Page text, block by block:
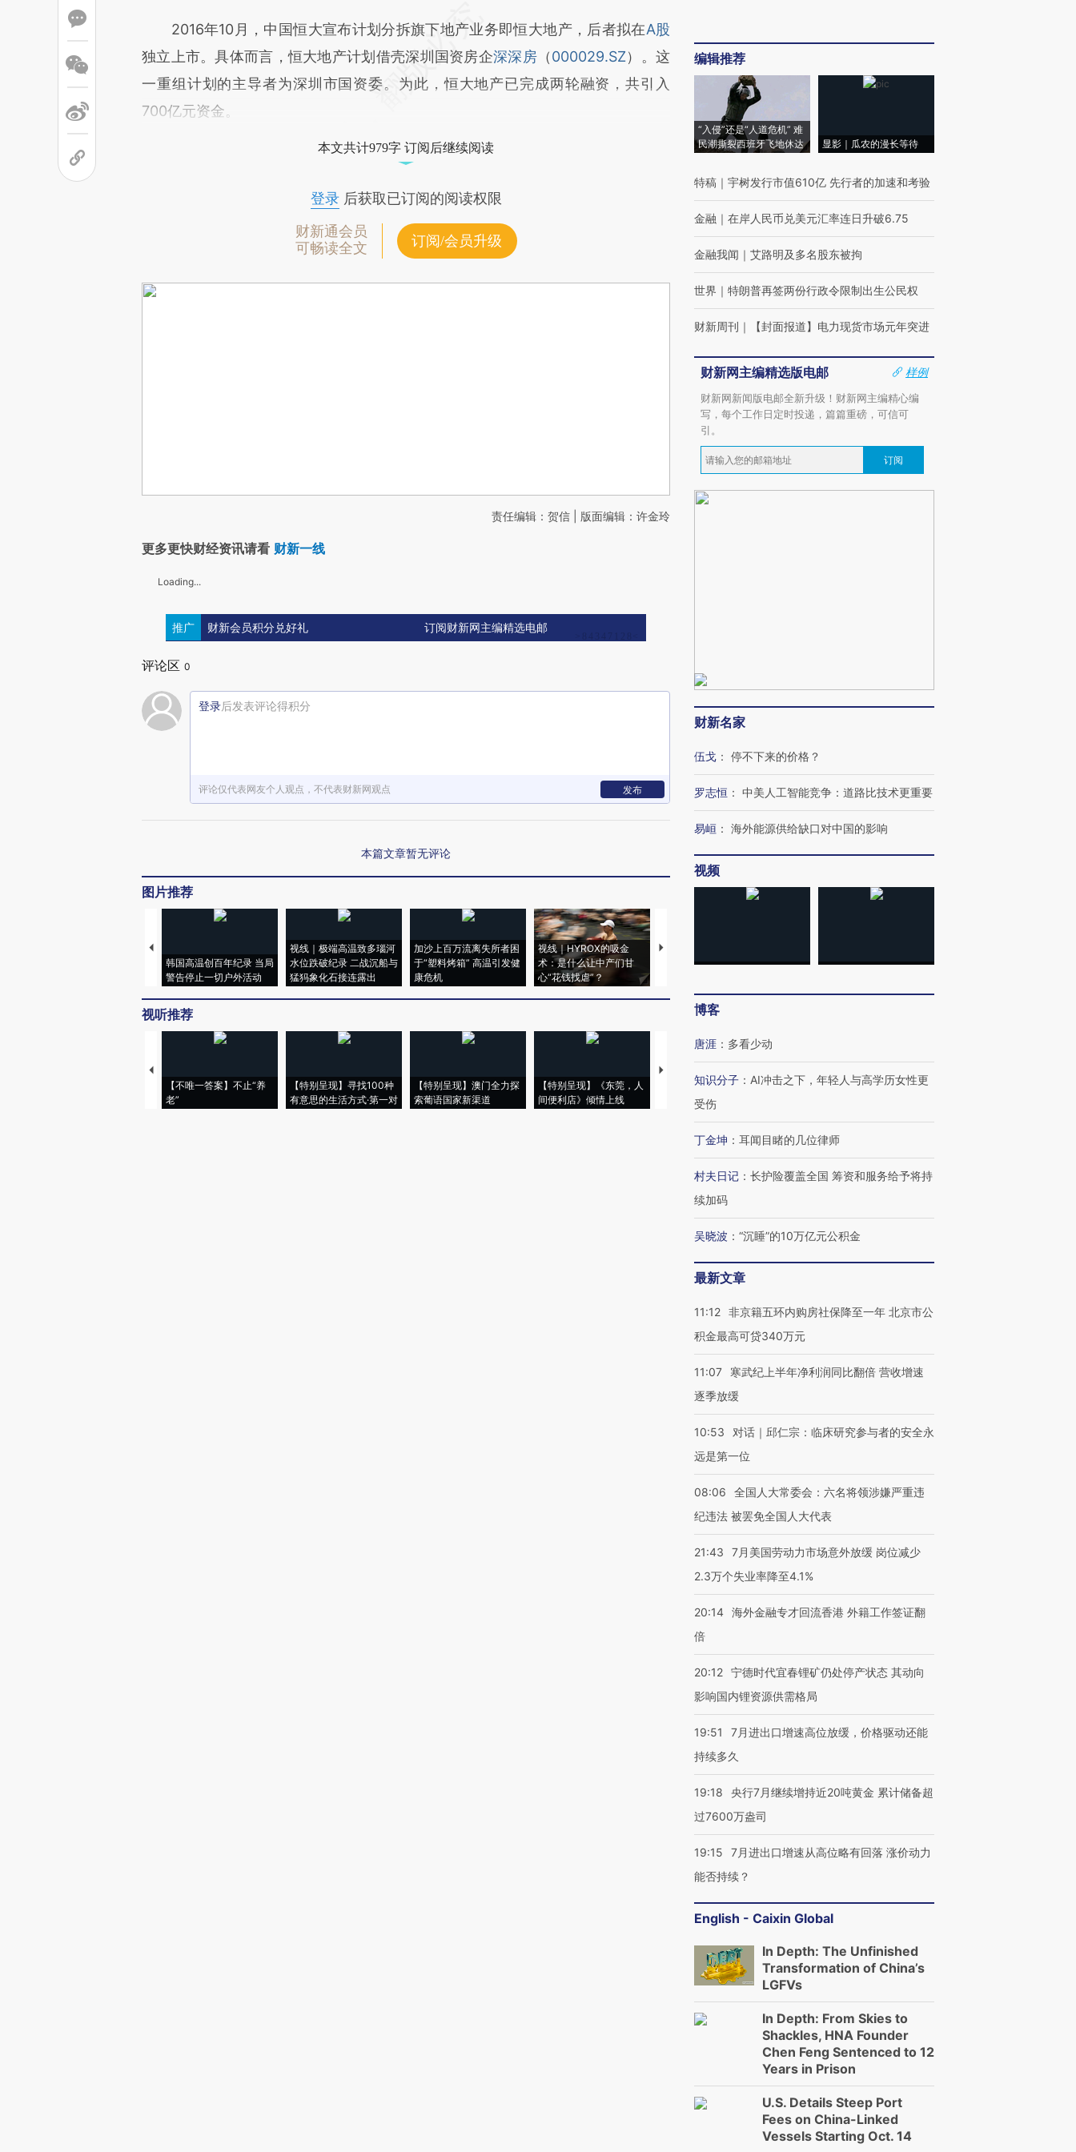
2016年10月，中国恒大宣布计划分拆旗下地产业务即恒大地产，后者拟在A股
独立上市。具体而言，恒大地产计划借壳深圳国资房企深深房（000029.SZ）。这
一重组计划的主导者为深圳市国资委。为此，恒大地产已完成两轮融资，共引入
700亿元资金。
本文共计979字 订阅后继续阅读
登录后获取已订阅的阅读权限
财新通会员
可畅读全文
订阅/会员升级
责任编辑：贺信 | 版面编辑：许金玲
更多更快财经资讯请看 财新一线
Loading...
推广 财新会员积分兑好礼 订阅财新网主编精选电邮
评论区 0
登录后发表评论得积分
评论仅代表网友个人观点，不代表财新网观点 发布
本篇文章暂无评论
图片推荐
韩国高温创百年纪录 当局
警告停止一切户外活动
视线｜极端高温致多瑙河
水位跌破纪录 二战沉船与
猛犸象化石接连露出
加沙上百万流离失所者困
于“塑料烤箱” 高温引发健
康危机
视线｜HYROX的吸金
术：是什么让中产们甘
心“花钱找虐”？
马航飞行员跨国走私7万
粒摇头丸 尿检体内含3种
度Z世代 用街头抗争将教
机”？难民潮撕裂西班牙
视听推荐
【不唯一答案】不止“养
老”
【特别呈现】寻找100种
有意思的生活方式·第一对
【特别呈现】澳门全力探
索葡语国家新渠道
【特别呈现】《东莞，人
间便利店》倾情上线
【推广】走进第四届链博
会，让数智科技“链”接产
【特别呈现】寻找100种
CFO：不靠规模取胜，华
编辑推荐
“入侵”还是“人道危机” 难
民潮撕裂西班牙飞地休达
显影｜瓜农的漫长等待
特稿 ｜ 宇树发行市值610亿 先行者的加速和考验
金融 ｜ 在岸人民币兑美元汇率连日升破6.75
金融我闻 ｜ 艾路明及多名股东被拘
世界 ｜ 特朗普再签两份行政令限制出生公民权
财新周刊 ｜ 【封面报道】电力现货市场元年突进
财新网主编精选版电邮
样例
财新网新闻版电邮全新升级！财新网主编精心编
写，每个工作日定时投递，篇篇重磅，可信可
引。
订阅
财新名家
伍戈 ： 停不下来的价格？
罗志恒 ： 中美人工智能竞争：道路比技术更重要
易峘 ： 海外能源供给缺口对中国的影响
视频
博客
唐涯 ： 多看少动
知识分子 ： AI冲击之下，年轻人与高学历女性更
受伤
丁金坤 ： 耳闻目睹的几位律师
村夫日记 ： 长护险覆盖全国 筹资和服务给予将持
续加码
吴晓波 ： “沉睡”的10万亿元公积金
最新文章
11:12 非京籍五环内购房社保降至一年 北京市公
积金最高可贷340万元
11:07
寒武纪上半年净利润同比翻倍 营收增速
逐季放缓
10:53
对话｜邱仁宗：临床研究参与者的安全永
远是第一位
08:06
全国人大常委会：六名将领涉嫌严重违
纪违法 被罢免全国人大代表
21:43
7月美国劳动力市场意外放缓 岗位减少
2.3万个失业率降至4.1%
20:14 海外金融专才回流香港 外籍工作签证翻
倍
20:12 宁德时代宜春锂矿仍处停产状态 其动向
影响国内锂资源供需格局
19:51
7月进出口增速高位放缓，价格驱动还能
持续多久
19:18
央行7月继续增持近20吨黄金 累计储备超
过7600万盎司
19:15
7月进出口增速从高位略有回落 涨价动力
能否持续？
English - Caixin Global
In Depth: The Unfinished
Transformation of China’s
LGFVs
In Depth: From Skies to
Shackles, HNA Founder
Chen Feng Sentenced to 12
Years in Prison
U.S. Details Steep Port
Fees on China-Linked
Vessels Starting Oct. 14